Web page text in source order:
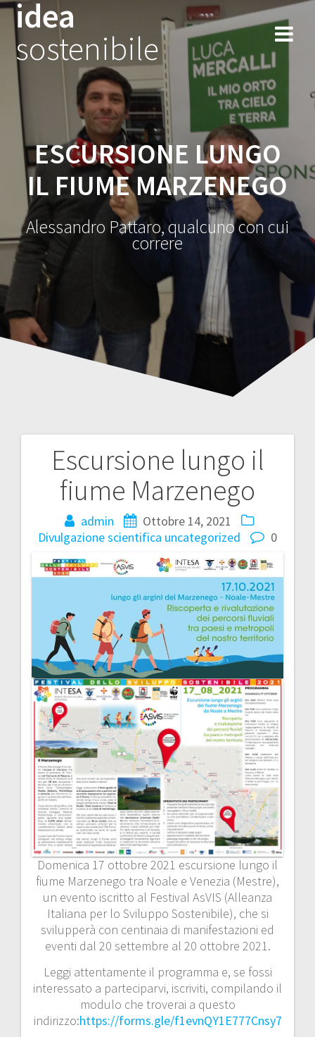
al
contenuto
idea
sostenibile
ESCURSIONE LUNGO
IL FIUME MARZENEGO
Alessandro Pattaro, qualcuno con cui
correre
Escursione lungo il
fiume Marzenego
admin
Ottobre 14, 2021
Divulgazione scientifica uncategorized 0
Domenica 17 ottobre 2021 escursione lungo il
fiume Marzenego tra Noale e Venezia (Mestre),
un evento iscritto al Festival AsVIS (Alleanza
Italiana per lo Sviluppo Sostenibile), che si
svilupperà con centinaia di manifestazioni ed
eventi dal 20 settembre al 20 ottobre 2021.
Leggi attentamente il programma e, se fossi
interessato a parteciparvi, iscriviti, compilando il
modulo che troverai a questo
indirizzo:https://forms.gle/f1evnQY1E777Cnsy7
Navigazione
articoli